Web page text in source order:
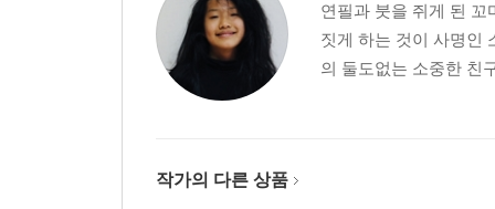
연필과 붓을 쥐게 된
짓게 하는 것이 사명인
의 둘도없는 소중한 친
작가의 다른 상품